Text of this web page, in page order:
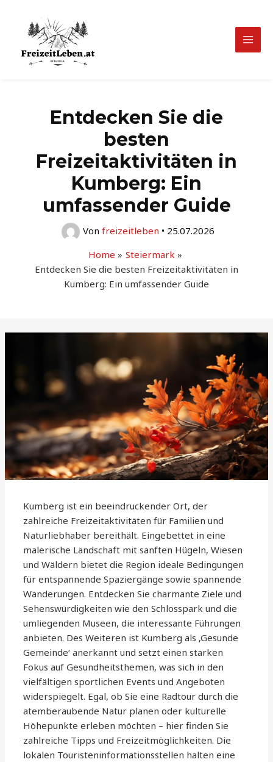
springen
Main
Entdecken Sie die
besten
Freizeitaktivitäten in
Kumberg: Ein
umfassender Guide
Von freizeitleben • 25.07.2026
Home
Steiermark
Entdecken Sie die besten Freizeitaktivitäten in
Kumberg: Ein umfassender Guide
Kumberg ist ein beeindruckender Ort, der
zahlreiche Freizeitaktivitäten für Familien und
Naturliebhaber bereithält. Eingebettet in eine
malerische Landschaft mit sanften Hügeln, Wiesen
und Wäldern bietet die Region ideale Bedingungen
für entspannende Spaziergänge sowie spannende
Wanderungen. Entdecken Sie charmante Ziele und
Sehenswürdigkeiten wie den Schlosspark und die
umliegenden Museen, die interessante Führungen
anbieten. Des Weiteren ist Kumberg als ‚Gesunde
Gemeinde‘ anerkannt und setzt einen starken
Fokus auf Gesundheitsthemen, was sich in den
vielfältigen sportlichen Events und Angeboten
widerspiegelt. Egal, ob Sie eine Radtour durch die
atemberaubende Natur planen oder kulturelle
Höhepunkte erleben möchten – hier finden Sie
zahlreiche Tipps und Freizeitmöglichkeiten. Die
lokalen Touristeninformationsstellen halten eine